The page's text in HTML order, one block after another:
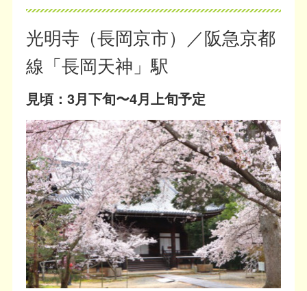
光明寺（長岡京市）／阪急京都
線「長岡天神」駅
見頃：3月下旬〜4月上旬予定